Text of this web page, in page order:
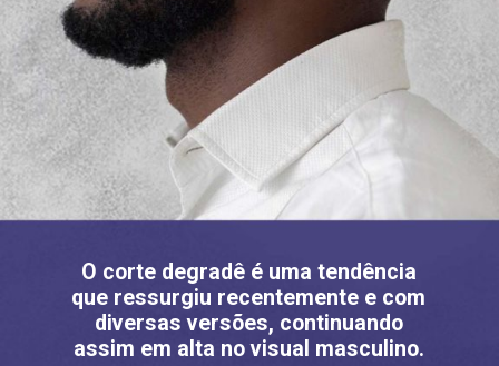
O corte degradê é uma tendência
que ressurgiu recentemente e com
diversas versões, continuando
assim em alta no visual masculino.